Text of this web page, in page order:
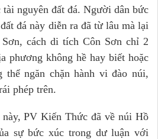
tài nguyên đất đá. Người dân bức
đá này diễn ra đã từ lâu mà lại
cách di tích Côn Sơn chỉ 2
phương không hề hay biết hoặc
thể ngăn chặn hành vi đào núi,
phép trên.
PV Kiến Thức đã về núi Hồ
sự bức xúc trong dư luận với